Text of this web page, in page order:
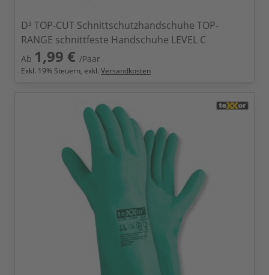
D³ TOP-CUT Schnittschutzhandschuhe TOP-
RANGE schnittfeste Handschuhe LEVEL C
Ab 1,99 € /Paar
Exkl. 19% Steuern, exkl. Versandkosten